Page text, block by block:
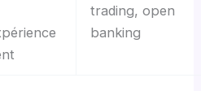
trading, open
banking